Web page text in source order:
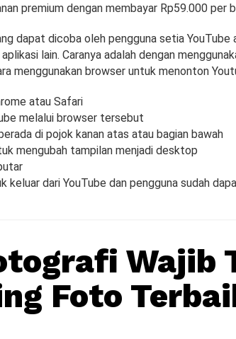
premium dengan membayar Rp59.000 per
dapat dicoba oleh pengguna setia YouTube
lain. Caranya adalah dengan
menggunakan browser untuk menonton
atau Safari
melalui browser tersebut
di pojok kanan atas atau bagian bawah
mengubah tampilan menjadi desktop
keluar dari YouTube dan pengguna sudah
Wajib
Foto